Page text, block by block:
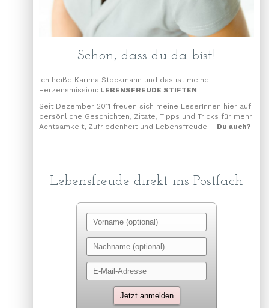
Schön, dass du da bist!
Ich heiße Karima Stockmann und das ist meine
Herzensmission: LEBENSFREUDE STIFTEN
Seit Dezember 2011 freuen sich meine LeserInnen hier auf
persönliche Geschichten, Zitate, Tipps und Tricks für mehr
Achtsamkeit, Zufriedenheit und Lebensfreude – Du auch?
Lebensfreude direkt ins Postfach